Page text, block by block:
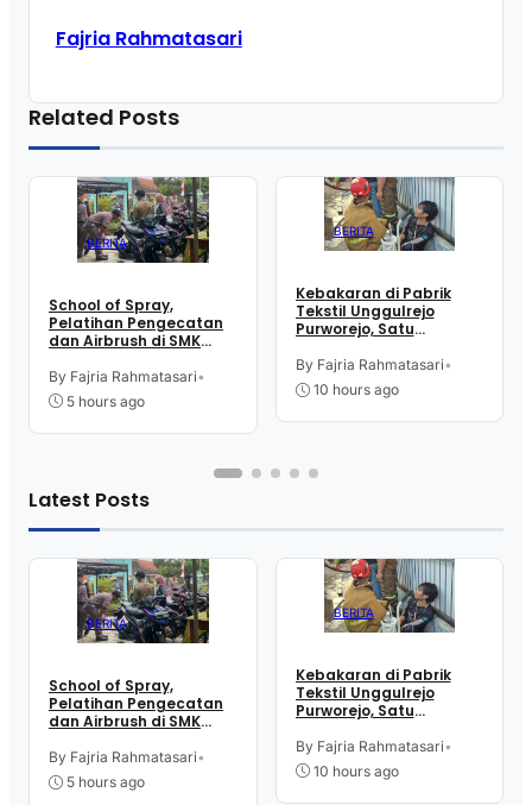
Fajria Rahmatasari
Related Posts
BERITA
School of Spray,
Pelatihan Pengecatan
dan Airbrush di SMK
Kutoarjo
By Fajria Rahmatasari•
5 hours ago
BERITA
Kebakaran di Pabrik
Tekstil Unggulrejo
Purworejo, Satu
Tulang, Petugas
Damkar Sesak Nafas
By Fajria Rahmatasari•
10 hours ago
Latest Posts
BERITA
School of Spray,
Pelatihan Pengecatan
dan Airbrush di SMK
Kutoarjo
By Fajria Rahmatasari•
5 hours ago
BERITA
Kebakaran di Pabrik
Tekstil Unggulrejo
Purworejo, Satu
Tulang, Petugas
Damkar Sesak Nafas
By Fajria Rahmatasari•
10 hours ago